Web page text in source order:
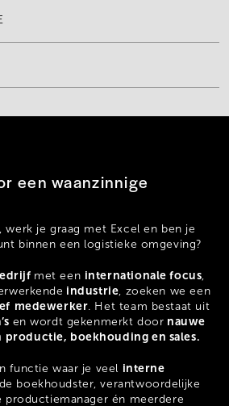
een waanzinnige
je graag met Excel en ben je
binnen een logistieke omgeving?
met een internationalefocus
industrie , zoeken we een
medewerker . Het team bestaat uit
en wordt gekenmerkt door nauwe
productie, boekhouding en sales.
functie waar je veel interne
boekhoudster, verantwoordelijke
productiemanager én meerdere